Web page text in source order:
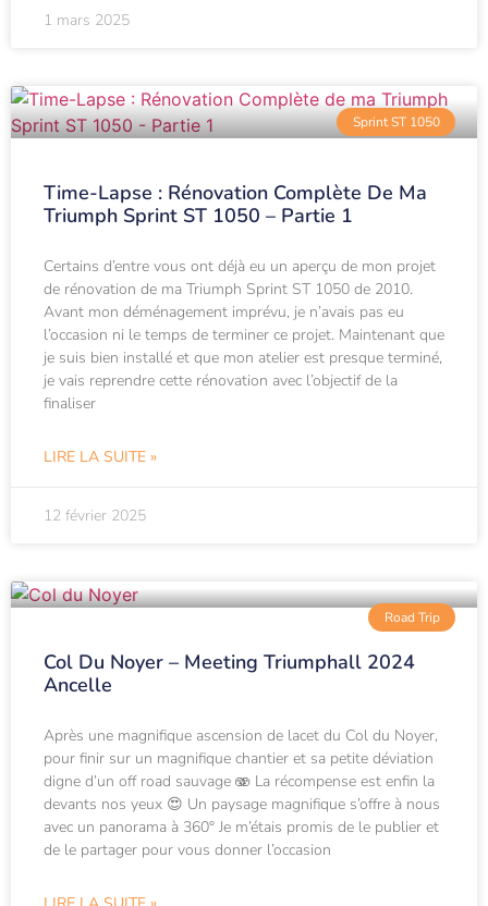
1 mars 2025
Sprint ST 1050
Time-Lapse : Rénovation Complète De Ma
Triumph Sprint ST 1050 – Partie 1
Certains d’entre vous ont déjà eu un aperçu de mon projet
de rénovation de ma Triumph Sprint ST 1050 de 2010.
Avant mon déménagement imprévu, je n’avais pas eu
l’occasion ni le temps de terminer ce projet. Maintenant que
je suis bien installé et que mon atelier est presque terminé,
je vais reprendre cette rénovation avec l’objectif de la
finaliser
LIRE LA SUITE »
12 février 2025
Road Trip
Col Du Noyer – Meeting Triumphall 2024
Ancelle
Après une magnifique ascension de lacet du Col du Noyer,
pour finir sur un magnifique chantier et sa petite déviation
digne d’un off road sauvage 🫨 La récompense est enfin la
devants nos yeux 😍 Un paysage magnifique s’offre à nous
avec un panorama à 360° Je m’étais promis de le publier et
de le partager pour vous donner l’occasion